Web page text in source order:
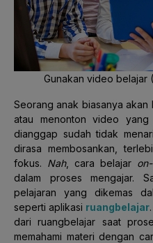
Gunakan video belajar
Seorang anak biasanya akan
atau menonton video yang
dianggap sudah tidak
dirasa membosankan,
fokus. Nah, cara belajar
dalam proses mengajar.
pelajaran yang dikemas
seperti aplikasi ruangbelajar
dari ruangbelajar saat
memahami materi dengan